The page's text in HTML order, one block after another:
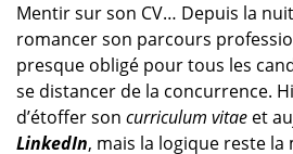
Mentir sur son CV… Depuis la
romancer son parcours
presque obligé pour tous les
se distancer de la concurrence.
d’étoffer son curriculum vitaeet
LinkedIn, mais la logique reste la